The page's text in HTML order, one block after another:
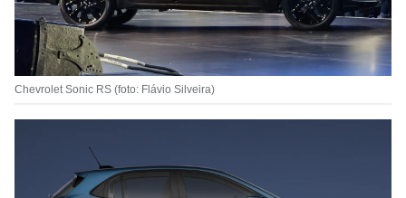
Chevrolet Sonic RS (foto: Flávio Silveira)